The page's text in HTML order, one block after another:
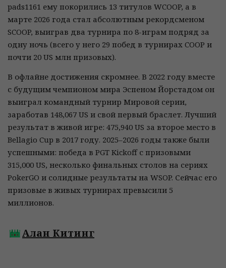
pads1161 ему покорились 13 титулов WCOOP, а в
марте 2026 года стал абсолютным рекордсменом
SCOOP, выиграв два турнира по 8-играм подряд за
одну ночь (всего у него 29 побед в турнирах COOP и
почти 20 US млн призовых).
В офлайне достижения скромнее. В 2022 году вместе
с будущим чемпионом мира Эспеном Йорстадом он
выиграл командный турнир Мировой серии,
заработав 148,067 US и свой первый браслет. Лучший
результат в живой игре: 475,940 US за второе место в
Bellagio Cup в 2017 году. 2025–2026 годы также были
успешными: победа в PGT Kickoff с призовыми
315,000 US, несколько финальных столов на сериях
PokerGO и солидные результаты на WSOP. Сейчас его
призовые в живых турнирах превысили 5
миллионов.
Алан Китинг